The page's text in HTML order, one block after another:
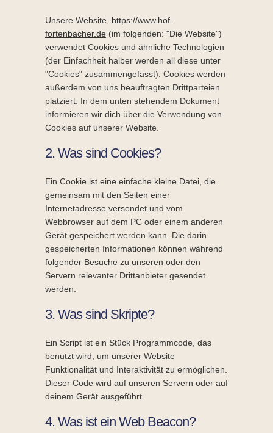
Unsere Website, https://www.hof-
fortenbacher.de (im folgenden: "Die Website")
verwendet Cookies und ähnliche Technologien
(der Einfachheit halber werden all diese unter
"Cookies" zusammengefasst). Cookies werden
außerdem von uns beauftragten Drittparteien
platziert. In dem unten stehendem Dokument
informieren wir dich über die Verwendung von
Cookies auf unserer Website.
2. Was sind Cookies?
Ein Cookie ist eine einfache kleine Datei, die
gemeinsam mit den Seiten einer
Internetadresse versendet und vom
Webbrowser auf dem PC oder einem anderen
Gerät gespeichert werden kann. Die darin
gespeicherten Informationen können während
folgender Besuche zu unseren oder den
Servern relevanter Drittanbieter gesendet
werden.
3. Was sind Skripte?
Ein Script ist ein Stück Programmcode, das
benutzt wird, um unserer Website
Funktionalität und Interaktivität zu ermöglichen.
Dieser Code wird auf unseren Servern oder auf
deinem Gerät ausgeführt.
4. Was ist ein Web Beacon?